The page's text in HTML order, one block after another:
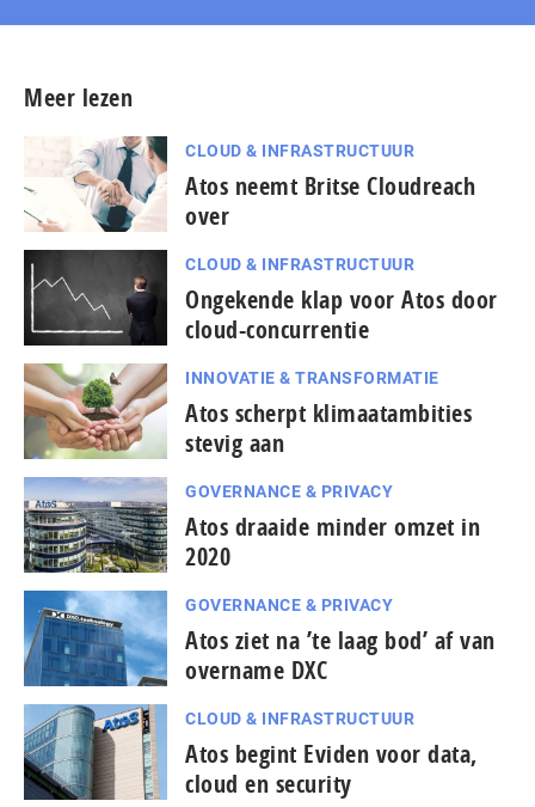
Meer lezen
CLOUD & INFRASTRUCTUUR
Atos neemt Britse Cloudreach
over
CLOUD & INFRASTRUCTUUR
Ongekende klap voor Atos door
cloud-concurrentie
INNOVATIE & TRANSFORMATIE
Atos scherpt klimaatambities
stevig aan
GOVERNANCE & PRIVACY
Atos draaide minder omzet in
2020
GOVERNANCE & PRIVACY
Atos ziet na ’te laag bod’ af van
overname DXC
CLOUD & INFRASTRUCTUUR
Atos begint Eviden voor data,
cloud en security